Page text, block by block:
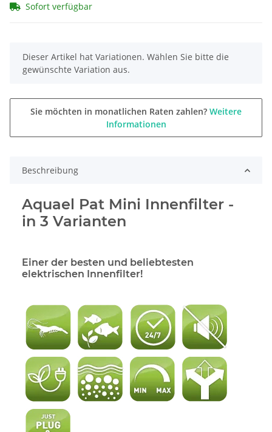
Sofort verfügbar
x
Dieser Artikel hat Variationen. Wählen Sie bitte die
gewünschte Variation aus.
Sie möchten in monatlichen Raten zahlen? Weitere
Informationen
Beschreibung
Aquael Pat Mini Innenfilter -
in 3 Varianten
Einer der besten und beliebtesten
elektrischen Innenfilter!